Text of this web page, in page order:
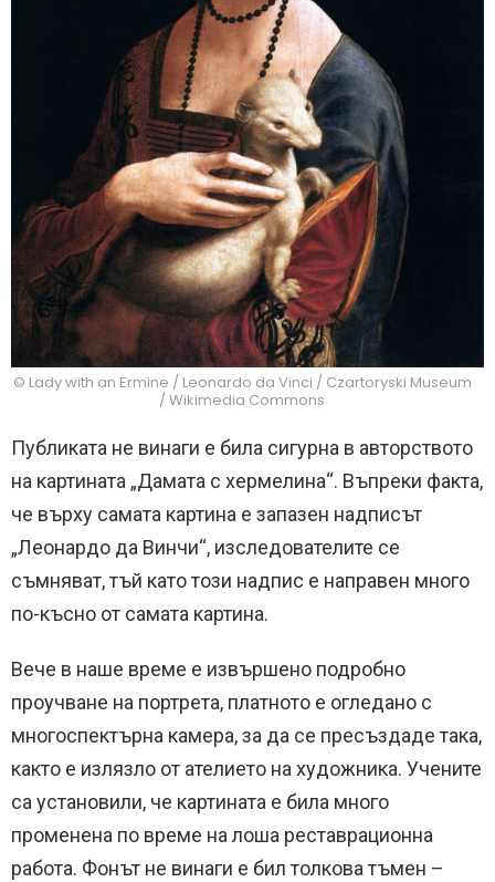
© Lady with an Ermine / Leonardo da Vinci / Czartoryski Museum
/ Wikimedia Commons
Публиката не винаги е била сигурна в авторството
на картината „Дамата с хермелина“. Въпреки факта,
че върху самата картина е запазен надписът
„Леонардо да Винчи“, изследователите се
съмняват, тъй като този надпис е направен много
по-късно от самата картина.
Вече в наше време е извършено подробно
проучване на портрета, платното е огледано с
многоспектърна камера, за да се пресъздаде така,
както е излязло от ателието на художника. Учените
са установили, че картината е била много
променена по време на лоша реставрационна
работа. Фонът не винаги е бил толкова тъмен –